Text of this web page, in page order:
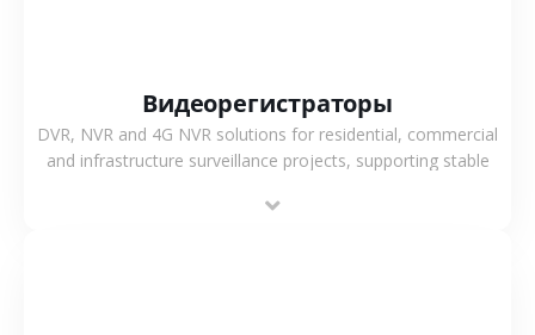
Видеорегистраторы
DVR, NVR and 4G NVR solutions for residential, commercial
and infrastructure surveillance projects, supporting stable